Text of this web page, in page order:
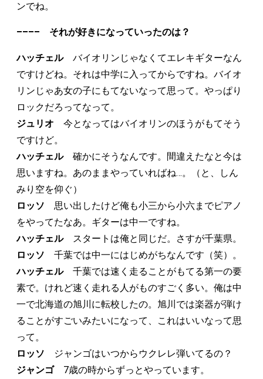
ンでね。
–––– それが好きになっていったのは？
ハッチェル バイオリンじゃなくてエレキギターなん
ですけどね。それは中学に入ってからですね。バイオ
リンじゃあ女の子にもてないなって思って。やっぱり
ロックだろってなって。
ジュリオ 今となってはバイオリンのほうがもてそう
ですけど。
ハッチェル確かにそうなんです。間違えたなと今は
思いますね。あのままやっていればね…。（と、しん
みり空を仰ぐ）
ロッソ 思い出したけど俺も小三から小六までピアノ
をやってたなあ。ギターは中一ですね。
ハッチェルスタートは俺と同じだ。さすが千葉県。
ロッソ 千葉では中一にはじめがちなんです（笑）。
ハッチェル千葉では速く走ることがもてる第一の要
素で。けれど速く走れる人がものすごく多い。俺は中
一で北海道の旭川に転校したの。旭川では楽器が弾け
ることがすごいみたいになって、これはいいなって思
って。
ロッソ ジャンゴはいつからウクレレ弾いてるの？
ジャンゴ7歳の時からずっとやっています。